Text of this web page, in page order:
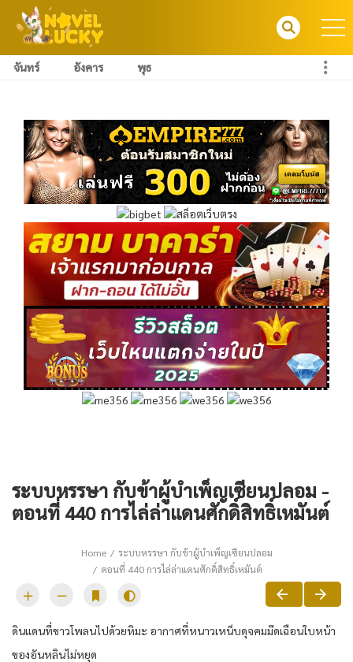
จันทร์ อังคาร พุธ
ระบบหรรษา กับข้าผู้บำเพ็ญเซียนปลอม -
ตอนที่ 440 การไล่ล่าแดนศักดิ์สิทธิ์เหมันต์
Home
ระบบหรรษา กับข้าผู้บำเพ็ญเซียนปลอม
ตอนที่ 440 การไล่ล่าแดนศักดิ์สิทธิ์เหมันต์
ดินแดน​ที่​ขาวโพลน​ไปด้วย​หิมะ​ อากาศ​ที่​หนาวเหน็บ​ดุจ​คม​มีด​เฉือน​ใบหน้า​
ของ​อัน​หลิน​ไม่หยุด​